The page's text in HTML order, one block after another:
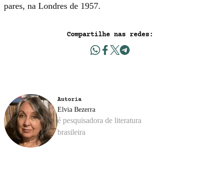
pares, na Londres de 1957.
Compartilhe nas redes:
Autoria
Elvia Bezerra
é pesquisadora de literatura
brasileira